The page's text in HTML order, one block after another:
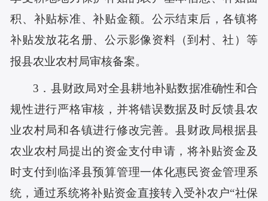
积、补贴标准、补贴金额。公示结束后，各镇将
补贴发放花名册、公示影像资料 （到村、社） 等
报县农业农村局审核备案。
3．县财政局对全县耕地补贴数据准确性和合
规性进行严格审核，并将错误数据及时反馈县农
业农村局和各镇进行修改完善。县财政局根据县
农业农村局提出的资金支付申请，将补贴资金及
时支付到临泽县预算管理一体化惠民资金管理系
统，通过系统将补贴资金直接转入受补农户“社保